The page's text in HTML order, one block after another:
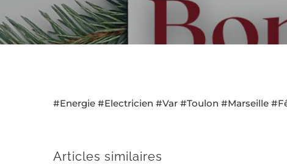
#Energie #Electricien #Var #Toulon #Marseille
Articles similaires